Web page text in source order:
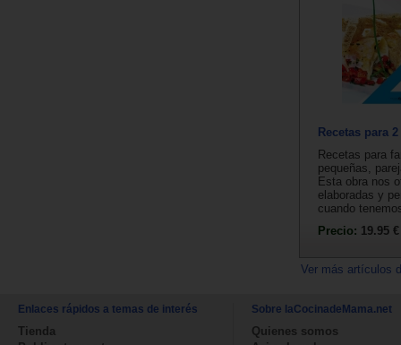
Recetas para 2
Recetas para
pequeñas,
Esta obra nos
elaboradas y
cuando
Precio: 19.95 €
Ver más artículos
Enlaces rápidos a temas de interés
Tienda
Sobre laCocinadeMama.net
Quienes somos